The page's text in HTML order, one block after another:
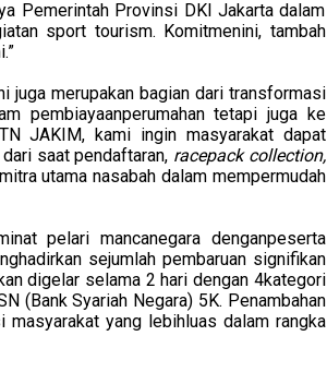
Pemerintah Provinsi DKI Jakarta dalam
sport tourism. Komitmenini, tambah
juga merupakan bagian dari transformasi
pembiayaanperumahan tetapi juga ke
JAKIM, kami ingin masyarakat dapat
saat pendaftaran, racepack collection,
utama nasabah dalam mempermudah
pelari mancanegara denganpeserta
sejumlah pembaruan signifikan
digelar selama 2 hari dengan 4kategori
(Bank Syariah Negara) 5K. Penambahan
yang lebihluas dalam rangka